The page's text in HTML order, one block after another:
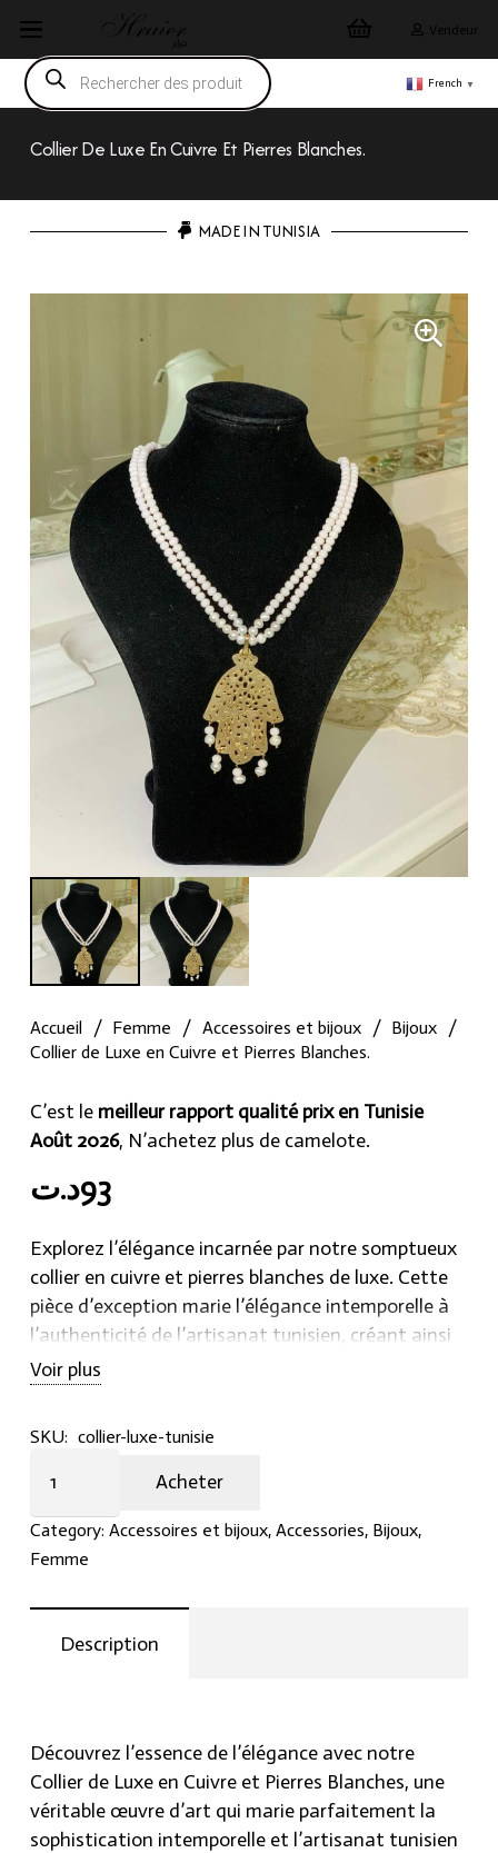
Vendeur
Recherche
de
produits
French ▼
Collier De Luxe En Cuivre Et Pierres Blanches.
MADE IN TUNISIA
Accueil / Femme / Accessoires et bijoux / Bijoux /
Collier de Luxe en Cuivre et Pierres Blanches.
C’est le meilleur rapport qualité prix en Tunisie
Août 2026, N’achetez plus de camelote.
93د.ت
Explorez l’élégance incarnée par notre somptueux
collier en cuivre et pierres blanches de luxe. Cette
pièce d’exception marie l’élégance intemporelle à
l’authenticité de l’artisanat tunisien, créant ainsi
une œuvre d’art véritablement unique. Chaque
aspect de ce collier a été minutieusement conçu à
leur remarquable expertise.
blanches étincelantes crée une esthétique
somptueuse qui attire instantanément le regard,
La fusion des matériaux nobles avec une touche
tunisienne distinctive confère à ce collier une aura
méticuleux, garantissant tant sa beauté visuelle
que sa durabilité. Le soin apporté à la sélection
précise des pierres blanches et à leur sertissage
témoigne d’une attention exceptionnelle aux
Voir plus
SKU: collier-luxe-tunisie
Luxe
en
et
Pierres
Acheter
Category: Accessoires et bijoux, Accessories, Bijoux,
Femme
Description
Découvrez l’essence de l’élégance avec notre
Collier de Luxe en Cuivre et Pierres Blanches, une
véritable œuvre d’art qui marie parfaitement la
sophistication intemporelle et l’artisanat tunisien